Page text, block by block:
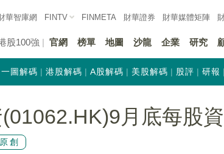
華智庫網 FINTV FINMETA 財華證券 財華媒體矩陣
股100強 官網 榜單 地圖 沙龍 企業 研究
一圖解碼 港股解碼 A股解碼 美股解碼 股評 研報
月底每股
原創